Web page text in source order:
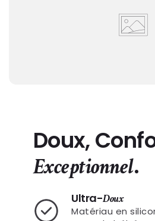
Doux,
Exceptionnel.
Ultra-Doux
Matériau en